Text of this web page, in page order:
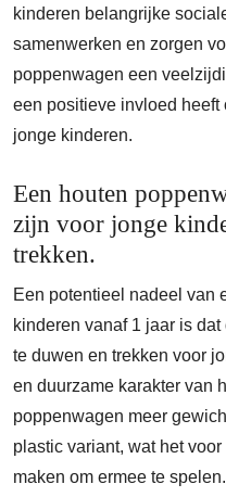
kinderen belangrijke
samenwerken en zorgen
poppenwagen een
een positieve invloed
jonge kinderen.
Een houten
zijn voor jonge
trekken.
Een potentieel nadeel van
kinderen vanaf 1 jaar is
te duwen en trekken voor
en duurzame karakter van
poppenwagen meer
plastic variant, wat het
maken om ermee te